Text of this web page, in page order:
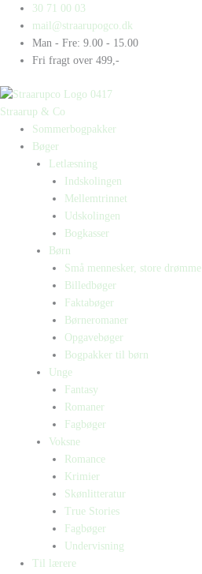
indholdet
30 71 00 03
mail@straarupogco.dk
Man - Fre: 9.00 - 15.00
Fri fragt over 499,-
Straarup & Co
Sommerbogpakker
Bøger
Letlæsning
Indskolingen
Mellemtrinnet
Udskolingen
Bogkasser
Børn
Små mennesker, store drømme
Billedbøger
Faktabøger
Børneromaner
Opgavebøger
Bogpakker til børn
Unge
Fantasy
Romaner
Fagbøger
Voksne
Romance
Krimier
Skønlitteratur
True Stories
Fagbøger
Undervisning
Til lærere
Products
search
Products
search
antal